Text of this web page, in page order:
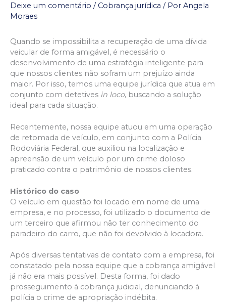
Deixe um comentário / Cobrança jurídica / Por Angela
Moraes
Quando se impossibilita a recuperação de uma dívida
veicular de forma amigável, é necessário o
desenvolvimento de uma estratégia inteligente para
que nossos clientes não sofram um prejuízo ainda
maior. Por isso, temos uma equipe jurídica que atua em
conjunto com detetives in loco, buscando a solução
ideal para cada situação.
Recentemente, nossa equipe atuou em uma operação
de retomada de veículo, em conjunto com a Polícia
Rodoviária Federal, que auxiliou na localização e
apreensão de um veículo por um crime doloso
praticado contra o patrimônio de nossos clientes.
Histórico do caso
O veículo em questão foi locado em nome de uma
empresa, e no processo, foi utilizado o documento de
um terceiro que afirmou não ter conhecimento do
paradeiro do carro, que não foi devolvido à locadora.
Após diversas tentativas de contato com a empresa, foi
constatado pela nossa equipe que a cobrança amigável
já não era mais possível. Desta forma, foi dado
prosseguimento à cobrança judicial, denunciando à
polícia o crime de apropriação indébita.